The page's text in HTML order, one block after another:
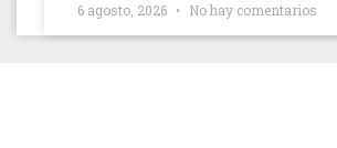
6 agosto, 2026 No hay comentarios